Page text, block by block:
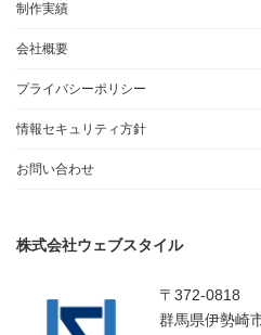
制作実績
会社概要
プライバシーポリシー
情報セキュリティ方針
お問い合わせ
株式会社ウェブスタイル
〒372-0818
群馬県伊勢崎